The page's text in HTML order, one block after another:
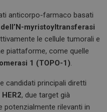
anticorpo-farmaco basati
myristoyltransferasi
le cellule tumorali e
piattaforme, come quelle
1 (TOPO-1).
candidati principali diretti
HER2, due target già
potenzialmente rilevanti in